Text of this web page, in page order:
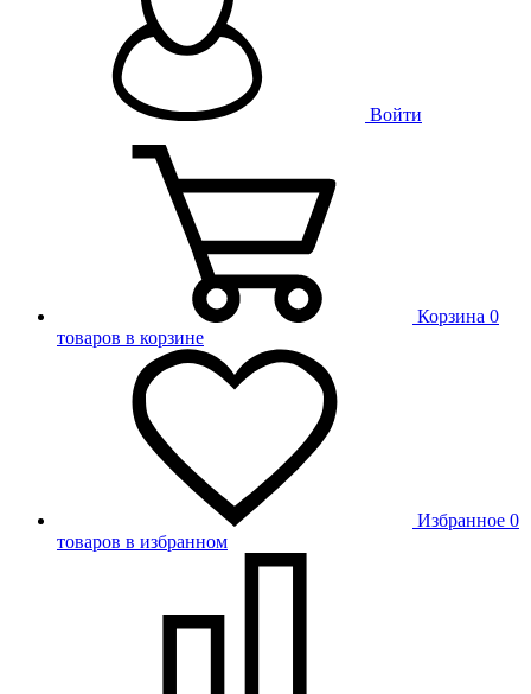
Войти
Корзина 0
товаров в корзине
Избранное 0
товаров в избранном